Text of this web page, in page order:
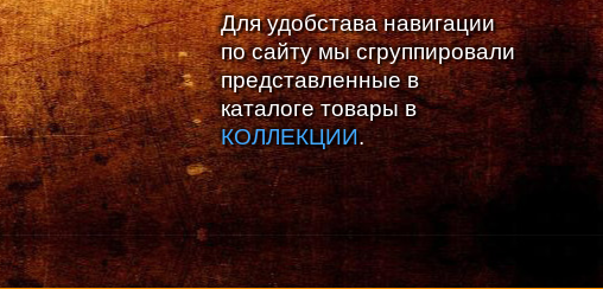
Для удобстава навигации
по сайту мы сгруппировали
представленные в
каталоге товары в
КОЛЛЕКЦИИ.